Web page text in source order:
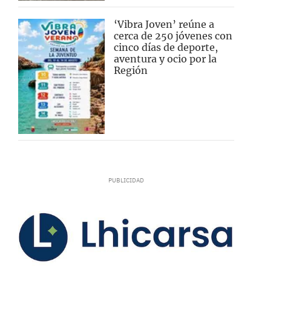
‘Vibra Joven’ reúne a
cerca de 250 jóvenes con
cinco días de deporte,
aventura y ocio por la
Región